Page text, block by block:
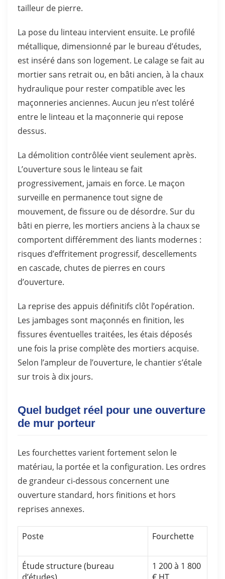
tailleur de pierre.
La pose du linteau intervient ensuite. Le profilé
métallique, dimensionné par le bureau d’études,
est inséré dans son logement. Le calage se fait au
mortier sans retrait ou, en bâti ancien, à la chaux
hydraulique pour rester compatible avec les
maçonneries anciennes. Aucun jeu n’est toléré
entre le linteau et la maçonnerie qui repose
dessus.
La démolition contrôlée vient seulement après.
L’ouverture sous le linteau se fait
progressivement, jamais en force. Le maçon
surveille en permanence tout signe de
mouvement, de fissure ou de désordre. Sur du
bâti en pierre, les mortiers anciens à la chaux se
comportent différemment des liants modernes :
risques d’effritement progressif, descellements
en cascade, chutes de pierres en cours
d’ouverture.
La reprise des appuis définitifs clôt l’opération.
Les jambages sont maçonnés en finition, les
fissures éventuelles traitées, les étais déposés
une fois la prise complète des mortiers acquise.
Selon l’ampleur de l’ouverture, le chantier s’étale
sur trois à dix jours.
Quel budget réel pour une ouverture
de mur porteur
Les fourchettes varient fortement selon le
matériau, la portée et la configuration. Les ordres
de grandeur ci-dessous concernent une
ouverture standard, hors finitions et hors
reprises annexes.
Poste Fourchette
Étude structure (bureau
1 200 à 1 800